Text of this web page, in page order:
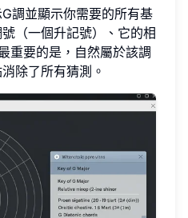
調並顯示你需要的所有基
（一個升記號）、它的相
重要的是，自然屬於該調
除了所有猜測。